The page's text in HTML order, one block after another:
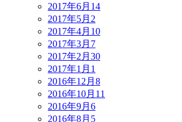
2017年6月 14
2017年5月 2
2017年4月 10
2017年3月 7
2017年2月 30
2017年1月 1
2016年12月 8
2016年10月 11
2016年9月 6
2016年8月 5